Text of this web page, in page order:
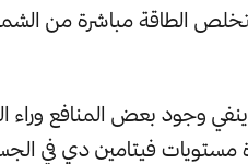
الطاقة مباشرة من
وجود بعض المنافع
مستويات فيتامين دي في